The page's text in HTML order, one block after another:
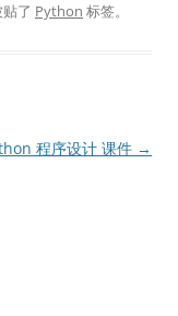
了 Python 标签。
程序设计 课件 →